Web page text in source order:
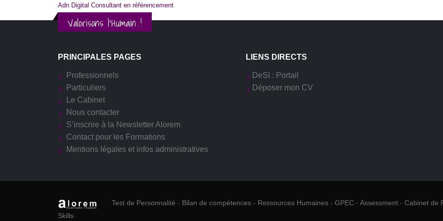
Adn Digital Consultant en référencement
Valorisons l'Humain !
PRINCIPALES PAGES
Professionnels
Particuliers
Le Cabinet
Nous contacter
S’inscrire à la Newsletter Alorem
Contact pour les Formations
Mentions légales et infos administratives
LIENS DIRECTS
DeSI : Portail
Déposer mon CV
Test de Personnalité - Bilan de compétences - Ressources Humaines - GPEC - Assessment - Cabinet de
Skills